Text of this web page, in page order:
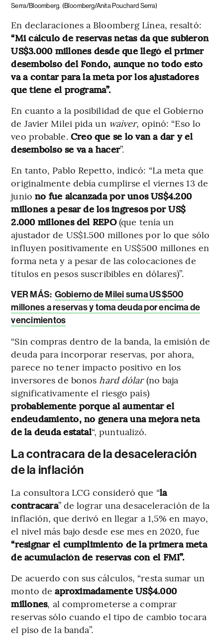
Serra/Bloomberg. (Bloomberg/Anita Pouchard Serra)
En declaraciones a Bloomberg Línea, resaltó:
“Mi cálculo de reservas netas da que subieron
US$3.000 millones desde que llegó el primer
desembolso del Fondo, aunque no todo esto
va a contar para la meta por los ajustadores
que tiene el programa”.
En cuanto a la posibilidad de que el Gobierno
de Javier Milei pida un waiver, opinó: “Eso lo
veo probable. Creo que se lo van a dar y el
desembolso se va a hacer”.
En tanto, Pablo Repetto, indicó: “La meta que
originalmente debía cumplirse el viernes 13 de
junio no fue alcanzada por unos US$4.200
millones a pesar de los ingresos por US$
2.000 millones del REPO(que tenía un
ajustador de US$1.500 millones por lo que sólo
influyen positivamente en US$500 millones en
forma neta y a pesar de las colocaciones de
títulos en pesos suscribibles en dólares)”.
VER MÁS: Gobierno de Milei suma US$500
millones a reservas y toma deuda por encima de
vencimientos
“Sin compras dentro de la banda, la emisión de
deuda para incorporar reservas, por ahora,
parece no tener impacto positivo en los
inversores de bonos hard dólar(no baja
significativamente el riesgo país)
probablemente porque al aumentar el
endeudamiento, no genera una mejora neta
de la deuda estatal“, puntualizó.
La contracara de la desaceleración
de la inflación
La consultora LCG consideró que “la
contracara” de lograr una desaceleración de la
inflación, que derivó en llegar a 1,5% en mayo,
el nivel más bajo desde ese mes en 2020, fue
“resignar el cumplimiento de la primera meta
de acumulación de reservas con el FMI”.
De acuerdo con sus cálculos, “resta sumar un
monto deaproximadamente US$4.000
millones, al comprometerse a comprar
reservas sólo cuando el tipo de cambio tocara
el piso de la banda”.